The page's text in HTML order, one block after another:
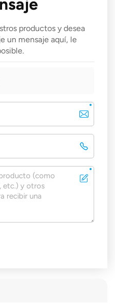
productos y desea
un mensaje aquí, le